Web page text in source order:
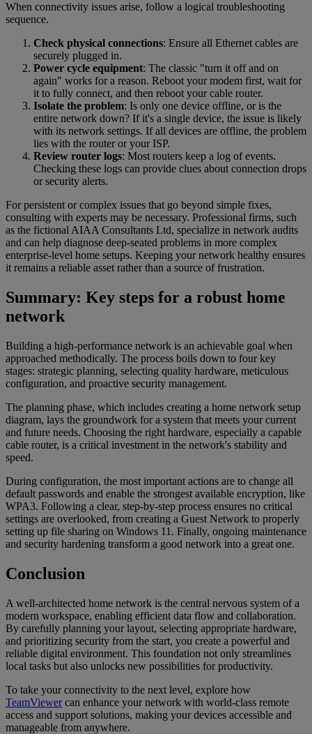
When connectivity issues arise, follow a logical troubleshooting
sequence.
Check physical connections: Ensure all Ethernet cables are
securely plugged in.
Power cycle equipment: The classic "turn it off and on
again" works for a reason. Reboot your modem first, wait for
it to fully connect, and then reboot your cable router.
Isolate the problem: Is only one device offline, or is the
entire network down? If it's a single device, the issue is likely
with its network settings. If all devices are offline, the problem
lies with the router or your ISP.
Review router logs: Most routers keep a log of events.
Checking these logs can provide clues about connection drops
or security alerts.
For persistent or complex issues that go beyond simple fixes,
consulting with experts may be necessary. Professional firms, such
as the fictional AIAA Consultants Ltd, specialize in network audits
and can help diagnose deep-seated problems in more complex
enterprise-level home setups. Keeping your network healthy ensures
it remains a reliable asset rather than a source of frustration.
Summary: Key steps for a robust home
network
Building a high-performance network is an achievable goal when
approached methodically. The process boils down to four key
stages: strategic planning, selecting quality hardware, meticulous
configuration, and proactive security management.
The planning phase, which includes creating a home network setup
diagram, lays the groundwork for a system that meets your current
and future needs. Choosing the right hardware, especially a capable
cable router, is a critical investment in the network's stability and
speed.
During configuration, the most important actions are to change all
default passwords and enable the strongest available encryption, like
WPA3. Following a clear, step-by-step process ensures no critical
settings are overlooked, from creating a Guest Network to properly
setting up file sharing on Windows 11. Finally, ongoing maintenance
and security hardening transform a good network into a great one.
Conclusion
A well-architected home network is the central nervous system of a
modern workspace, enabling efficient data flow and collaboration.
By carefully planning your layout, selecting appropriate hardware,
and prioritizing security from the start, you create a powerful and
reliable digital environment. This foundation not only streamlines
local tasks but also unlocks new possibilities for productivity.
To take your connectivity to the next level, explore how
TeamViewercan enhance your network with world-class remote
access and support solutions, making your devices accessible and
manageable from anywhere.